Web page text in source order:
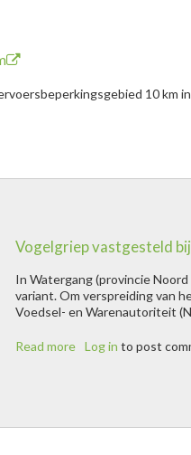
10 km
Vogelgriep vastgesteld bij
Vogelgriep vastgesteld
In Watergang (provincie
variant. Om verspreiding van
Voedsel- en Warenautoriteit
Read more about
van
Log in to post